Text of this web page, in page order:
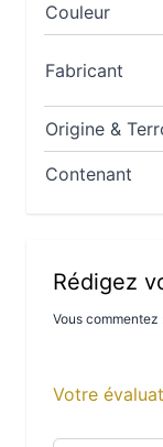
Couleur
Fabricant
Origine &
Contenant
Rédigez
Vous commentez
Votre